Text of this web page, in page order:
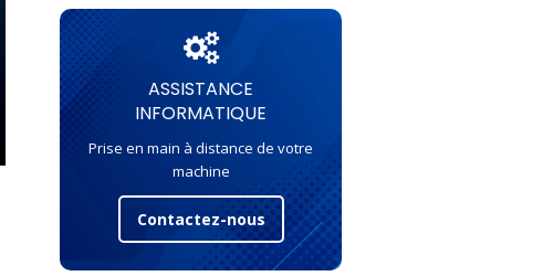
ASSISTANCE
INFORMATIQUE
Prise en main à distance de votre
machine
Contactez-nous